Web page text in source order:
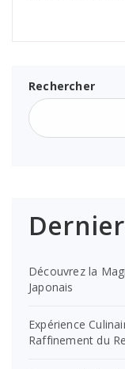
Rechercher
Découvrez la
Japonais
Expérience
Raffinement du